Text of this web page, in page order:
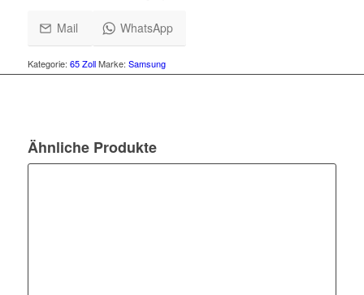
Mail WhatsApp
Kategorie: 65 Zoll Marke: Samsung
Ähnliche Produkte